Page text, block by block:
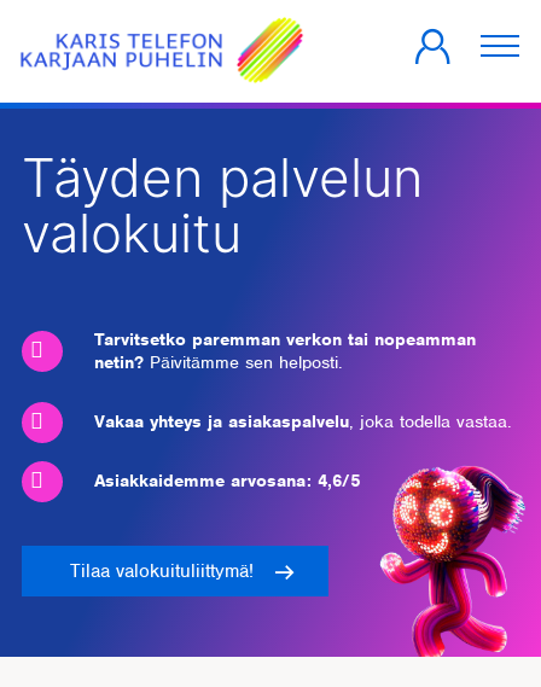
YRITYKSILLE
Täyden palvelun
valokuitu
Tarvitsetko paremman verkon tai nopeamman
netin? Päivitämme sen helposti.
Vakaa yhteys ja asiakaspalvelu, joka todella vastaa.
Asiakkaidemme arvosana: 4,6/5
Tilaa valokuituliittymä!